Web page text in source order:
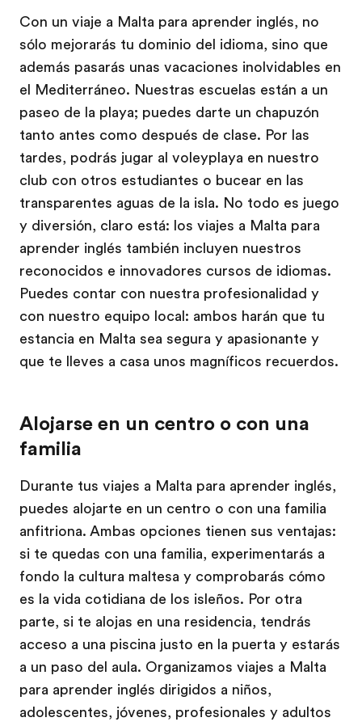
Con un viaje a Malta para aprender inglés, no
sólo mejorarás tu dominio del idioma, sino que
además pasarás unas vacaciones inolvidables en
el Mediterráneo. Nuestras escuelas están a un
paseo de la playa; puedes darte un chapuzón
tanto antes como después de clase. Por las
tardes, podrás jugar al voleyplaya en nuestro
club con otros estudiantes o bucear en las
transparentes aguas de la isla. No todo es juego
y diversión, claro está: los viajes a Malta para
aprender inglés también incluyen nuestros
reconocidos e innovadores cursos de idiomas.
Puedes contar con nuestra profesionalidad y
con nuestro equipo local: ambos harán que tu
estancia en Malta sea segura y apasionante y
que te lleves a casa unos magníficos recuerdos.
Alojarse en un centro o con una
familia
Durante tus viajes a Malta para aprender inglés,
puedes alojarte en un centro o con una familia
anfitriona. Ambas opciones tienen sus ventajas:
si te quedas con una familia, experimentarás a
fondo la cultura maltesa y comprobarás cómo
es la vida cotidiana de los isleños. Por otra
parte, si te alojas en una residencia, tendrás
acceso a una piscina justo en la puerta y estarás
a un paso del aula. Organizamos viajes a Malta
para aprender inglés dirigidos a niños,
adolescentes, jóvenes, profesionales y adultos